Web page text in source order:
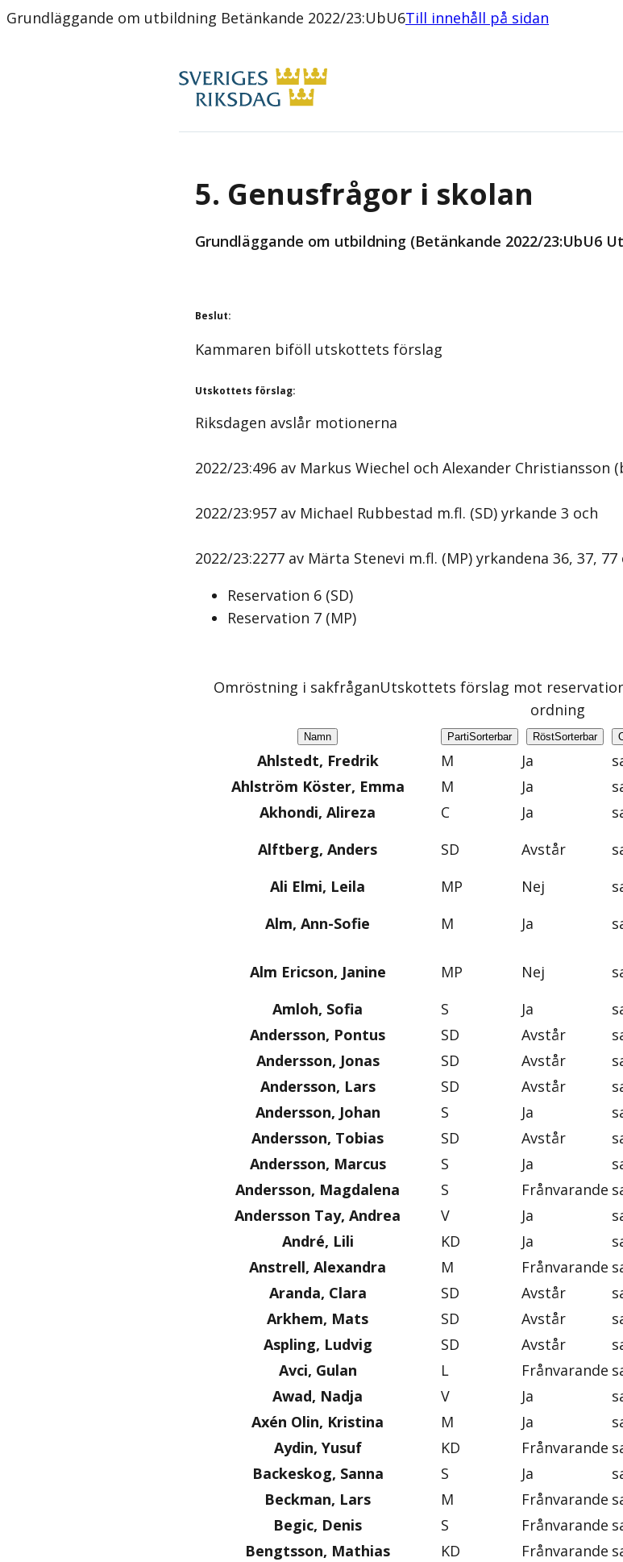
Grundläggande om utbildning Betänkande 2022/23:UbU6Till innehåll på sidan
5. Genusfrågor i skolan
Grundläggande om utbildning (Betänkande 2022/23:UbU6
Beslut:
Kammaren biföll utskottets förslag
Utskottets förslag:
Riksdagen avslår motionerna
2022/23:496 av Markus Wiechel och Alexander Christiansson
2022/23:957 av Michael Rubbestad m.fl. (SD) yrkande 3 och
2022/23:2277 av Märta Stenevi m.fl. (MP) yrkandena 36, 37, 77
Reservation 6 (SD)
Reservation 7 (MP)
Omröstning i sakfråganUtskottets förslag mot
ordning
Namn PartiSorterbar RöstSorterbar
Ahlstedt, Fredrik M Ja
Ahlström Köster, Emma
M Ja
Akhondi, Alireza
C Ja
Alftberg, Anders
SD Avstår
Ali Elmi, Leila
MP Nej
Alm, Ann-Sofie
M Ja
Alm Ericson, Janine
MP Nej
Amloh, Sofia
S Ja
Andersson, Pontus
SD Avstår
Andersson, Jonas
SD Avstår
Andersson, Lars
SD Avstår
Andersson, Johan
S Ja
Andersson, Tobias
SD Avstår
Andersson, Marcus
S Ja
Andersson, Magdalena
S Frånvarande
Andersson Tay, Andrea
V Ja
André, Lili
KD Ja
Anstrell, Alexandra
M Frånvarande
Aranda, Clara
SD Avstår
Arkhem, Mats
SD Avstår
Aspling, Ludvig
SD Avstår
Avci, Gulan
L Frånvarande
Awad, Nadja
V Ja
Axén Olin, Kristina
M Ja
Aydin, Yusuf
KD Frånvarande
Backeskog, Sanna
S Ja
Beckman, Lars
M Frånvarande
Begic, Denis
S Frånvarande
Bengtsson, Mathias
KD Frånvarande